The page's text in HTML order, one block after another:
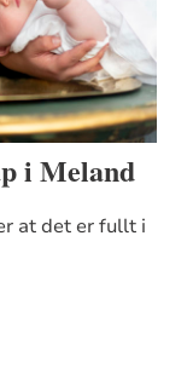
i Meland
at det er fullt i